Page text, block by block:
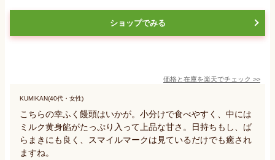
ショップでみる
価格と在庫を楽天でチェック >>
KUMIKAN(40代・女性)
こちらの幸ふく饅頭はいかが。小分けで食べやすく、中には
ミルク黄身餡がたっぷり入って上品な甘さ。日持ちもし、ば
らまきにも良く、スマイルマークは見ているだけでも癒され
ますね。